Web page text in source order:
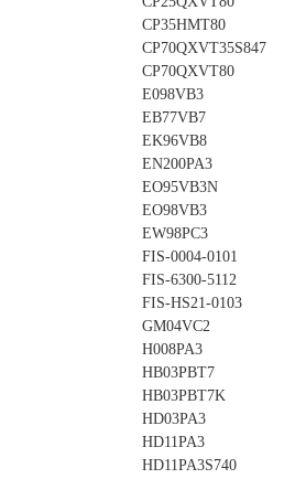
CP35HMT80
CP70QXVT35S847
CP70QXVT80
E098VB3
EB77VB7
EK96VB8
EN200PA3
EO95VB3N
EO98VB3
EW98PC3
FIS-0004-0101
FIS-6300-5112
FIS-HS21-0103
GM04VC2
H008PA3
HB03PBT7
HB03PBT7K
HD03PA3
HD11PA3
HD11PA3S740